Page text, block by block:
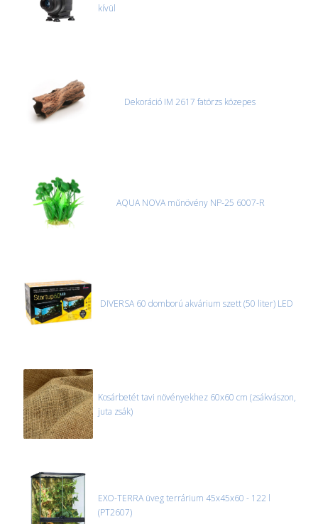
kívül
Dekoráció IM 2617 fatörzs közepes
AQUA NOVA műnövény NP-25 6007-R
DIVERSA 60 domború akvárium szett (50 liter) LED
Kosárbetét tavi növényekhez 60x60 cm (zsákvászon,
juta zsák)
EXO-TERRA üveg terrárium 45x45x60 - 122 l
(PT2607)